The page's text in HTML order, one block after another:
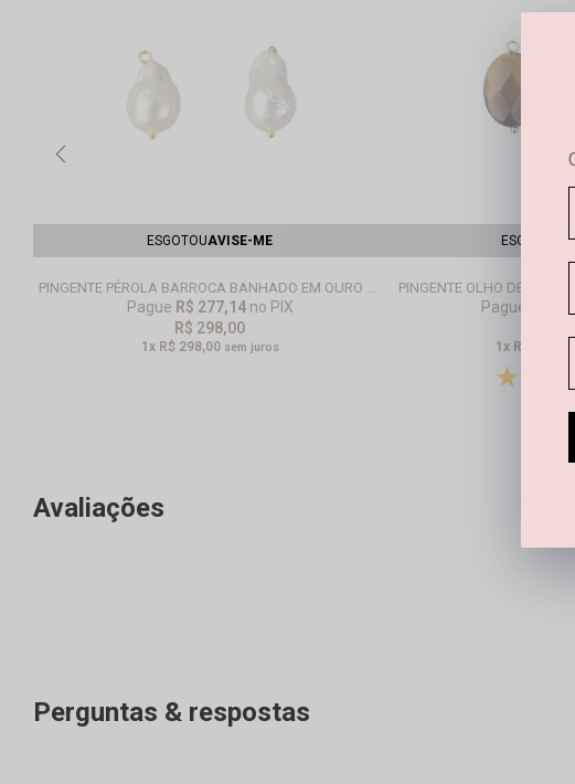
ESGOTOUAVISE-ME
PINGENTE PÉROLA BARROCA BANHADO EM OURO 18K
Pague R$ 277,14no PIX
R$ 298,00
1x R$ 298,00 sem juros
ESGOTOU
PINGENTE OLHO DE
Pague
1x R$ 129,00
Avaliações
Perguntas & respostas